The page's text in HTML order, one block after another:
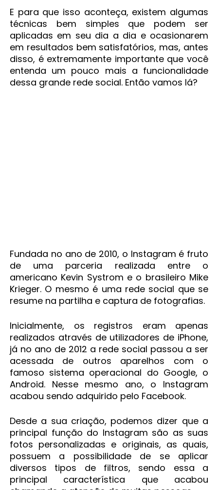
E para que isso aconteça, existem algumas
técnicas bem simples que podem ser
aplicadas em seu dia a dia e ocasionarem
em resultados bem satisfatórios, mas, antes
disso, é extremamente importante que você
entenda um pouco mais a funcionalidade
dessa grande rede social. Então vamos lá?
Fundada no ano de 2010, o Instagram é fruto
de uma parceria realizada entre o
americano Kevin Systrom e o brasileiro Mike
Krieger. O mesmo é uma rede social que se
resume na partilha e captura de fotografias.
Inicialmente, os registros eram apenas
realizados através de utilizadores de iPhone,
já no ano de 2012 a rede social passou a ser
acessada de outros aparelhos com o
famoso sistema operacional do Google, o
Android. Nesse mesmo ano, o Instagram
acabou sendo adquirido pelo Facebook.
Desde a sua criação, podemos dizer que a
principal função do Instagram são as suas
fotos personalizadas e originais, as quais,
possuem a possibilidade de se aplicar
diversos tipos de filtros, sendo essa a
principal característica que acabou